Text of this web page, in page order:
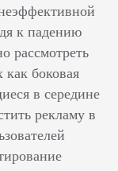
к падению
рассмотреть
боковая
в середине
рекламу в